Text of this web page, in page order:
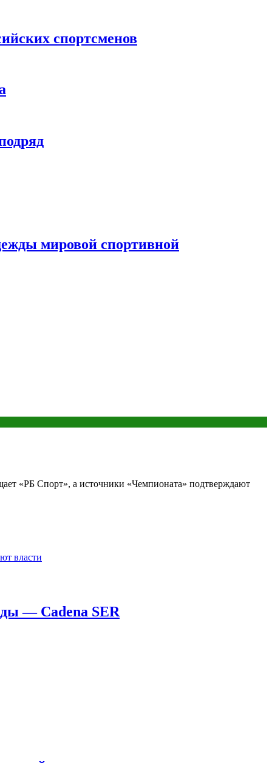
спортсменов
мировой спортивной
«РБ Спорт», а источники «Чемпионата» подтверждают
власти
— Cadena SER